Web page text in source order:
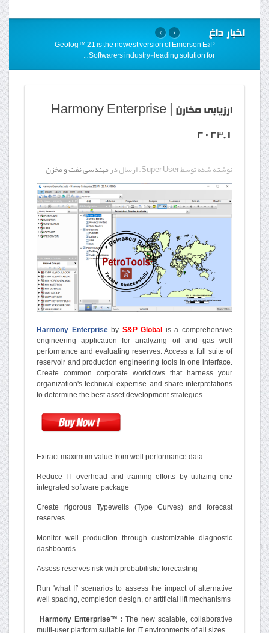
اخبار داغ
Geolog™ 21 is the newest version of Emerson E&P
Software’s industry-leading solution for
…
› ‹
ارزیابی مخارن | Harmony Enterprise
2023.1
نوشته شده توسط Super User. ارسال در مهندسی نفت و مخزن
Harmony Enterprise by S&P Global is a comprehensive
engineering application for analyzing oil and gas well
performance and evaluating reserves. Access a full suite of
reservoir and production engineering tools in one interface.
Create common corporate workflows that harness your
organization's technical expertise and share interpretations
to determine the best asset development strategies.
Extract maximum value from well performance data
Reduce IT overhead and training efforts by utilizing one
integrated software package
Create rigorous Typewells (Type Curves) and forecast
reserves
Monitor well production through customizable diagnostic
dashboards
Assess reserves risk with probabilistic forecasting
Run 'what If' scenarios to assess the impact of alternative
well spacing, completion design, or artificial lift mechanisms
Harmony Enterprise™ : The new scalable, collaborative
multi-user platform suitable for IT environments of all sizes